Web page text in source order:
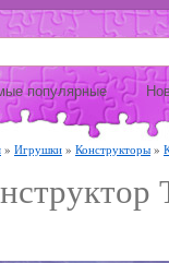
популярные
» Игрушки » Конструкторы »